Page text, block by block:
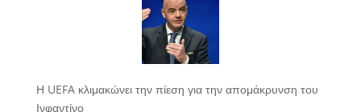
Η UEFA κλιμακώνει την πίεση για την απομάκρυνση του
Ινφαντίνο